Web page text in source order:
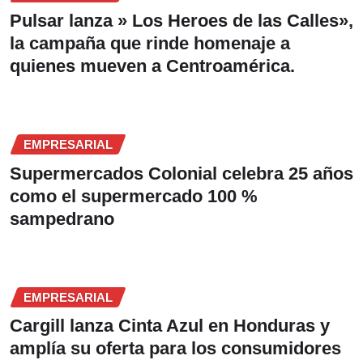
Pulsar lanza » Los Heroes de las Calles»,
la campaña que rinde homenaje a
quienes mueven a Centroamérica.
EMPRESARIAL
Supermercados Colonial celebra 25 años
como el supermercado 100 %
sampedrano
EMPRESARIAL
Cargill lanza Cinta Azul en Honduras y
amplía su oferta para los consumidores